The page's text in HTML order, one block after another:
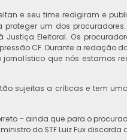
e seu time redigiram e
um dos
Eleitoral. Os
CF. Durante a redação
que nós estamos
sujeitas a críticas e tem
– ainda que para o
do STF Luiz Fux discorda